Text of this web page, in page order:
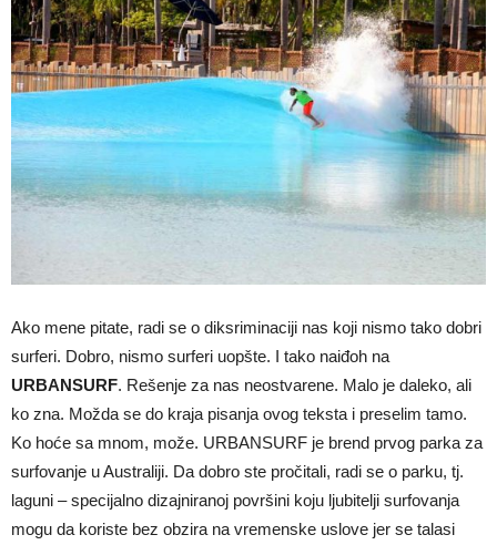
Ako mene pitate, radi se o diksriminaciji nas koji nismo tako dobri
surferi. Dobro, nismo surferi uopšte. I tako naiđoh na
URBANSURF. Rešenje za nas neostvarene. Malo je daleko, ali
ko zna. Možda se do kraja pisanja ovog teksta i preselim tamo.
Ko hoće sa mnom, može. URBANSURF je brend prvog parka za
surfovanje u Australiji. Da dobro ste pročitali, radi se o parku, tj.
laguni – specijalno dizajniranoj površini koju ljubitelji surfovanja
mogu da koriste bez obzira na vremenske uslove jer se talasi